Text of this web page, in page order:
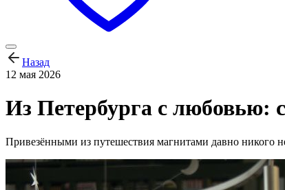
Назад
12 мая 2026
Из Петербурга с любовью:
Привезёнными из путешествия магнитами давно никого